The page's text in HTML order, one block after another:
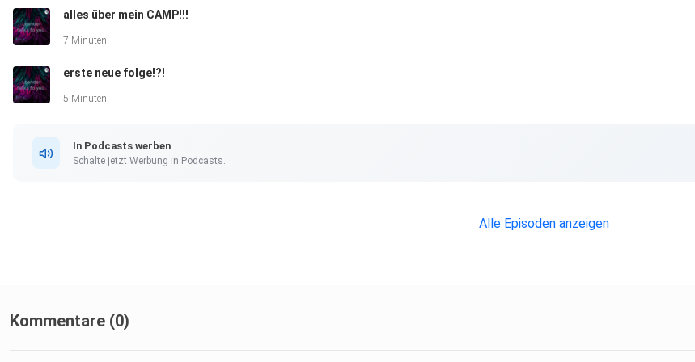
alles über mein CAMP!!!
7 Minuten
erste neue folge!?!
5 Minuten
In Podcasts werben
Schalte jetzt Werbung in Podcasts.
Alle Episoden anzeigen
Kommentare (0)